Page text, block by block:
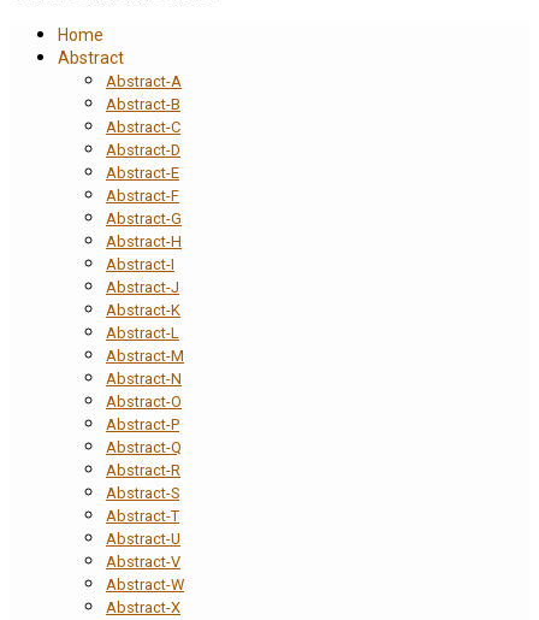
Home
Abstract
Abstract-A
Abstract-B
Abstract-C
Abstract-D
Abstract-E
Abstract-F
Abstract-G
Abstract-H
Abstract-I
Abstract-J
Abstract-K
Abstract-L
Abstract-M
Abstract-N
Abstract-O
Abstract-P
Abstract-Q
Abstract-R
Abstract-S
Abstract-T
Abstract-U
Abstract-V
Abstract-W
Abstract-X